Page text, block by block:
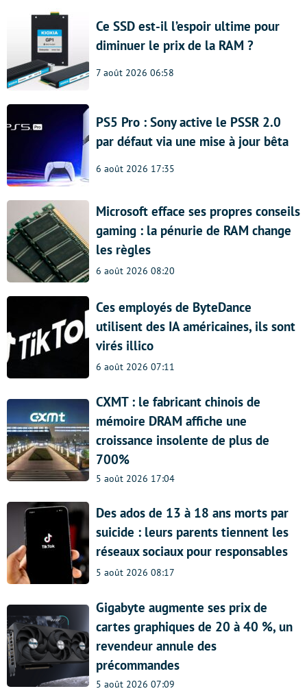
Ce SSD est-il l’espoir ultime pour
diminuer le prix de la RAM ?
7 août 2026 06:58
PS5 Pro : Sony active le PSSR 2.0
par défaut via une mise à jour bêta
6 août 2026 17:35
Microsoft efface ses propres conseils
gaming : la pénurie de RAM change
les règles
6 août 2026 08:20
Ces employés de ByteDance
utilisent des IA américaines, ils sont
virés illico
6 août 2026 07:11
CXMT : le fabricant chinois de
mémoire DRAM affiche une
croissance insolente de plus de
700%
5 août 2026 17:04
Des ados de 13 à 18 ans morts par
suicide : leurs parents tiennent les
réseaux sociaux pour responsables
5 août 2026 08:17
Gigabyte augmente ses prix de
cartes graphiques de 20 à 40 %, un
revendeur annule des
précommandes
5 août 2026 07:09